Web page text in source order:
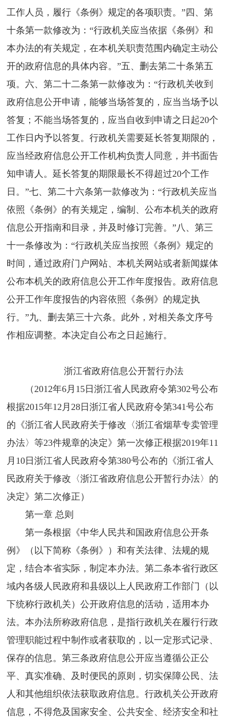
工作人员，履行《条例》规定的各项职责。”四、第
十条第一款修改为：“行政机关应当依据《条例》和
本办法的有关规定，在本机关职责范围内确定主动公
开的政府信息的具体内容。”五、删去第二十条第五
项。六、第二十二条第一款修改为：“行政机关收到
政府信息公开申请，能够当场答复的，应当当场予以
答复；不能当场答复的，应当自收到申请之日起20个
工作日内予以答复。行政机关需要延长答复期限的，
应当经政府信息公开工作机构负责人同意，并书面告
知申请人。延长答复的期限最长不得超过20个工作
日。”七、第二十六条第一款修改为：“行政机关应当
依照《条例》的有关规定，编制、公布本机关的政府
信息公开指南和目录，并及时修订完善。”八、第三
十一条修改为：“行政机关应当按照《条例》规定的
时间，通过政府门户网站、本机关网站或者新闻媒体
公布本机关的政府信息公开工作年度报告。政府信息
公开工作年度报告的内容依照《条例》的规定执
行。”九、删去第三十六条。此外，对相关条文序号
作相应调整。本决定自公布之日起施行。
浙江省政府信息公开暂行办法
（2012年6月15日浙江省人民政府令第302号公布
根据2015年12月28日浙江省人民政府令第341号公布
的《浙江省人民政府关于修改〈浙江省烟草专卖管理
办法〉等23件规章的决定》第一次修正根据2019年11
月10日浙江省人民政府令第380号公布的《浙江省人
民政府关于修改〈浙江省政府信息公开暂行办法〉的
决定》第二次修正）
第一章 总则
第一条根据《中华人民共和国政府信息公开条
例》（以下简称《条例》）和有关法律、法规的规
定，结合本省实际，制定本办法。第二条本省行政区
域内各级人民政府和县级以上人民政府工作部门（以
下统称行政机关）公开政府信息的活动，适用本办
法。本办法所称政府信息，是指行政机关在履行行政
管理职能过程中制作或者获取的，以一定形式记录、
保存的信息。第三条政府信息公开应当遵循公正公
平、真实准确、及时便民的原则，切实保障公民、法
人和其他组织依法获取政府信息。行政机关公开政府
信息，不得危及国家安全、公共安全、经济安全和社